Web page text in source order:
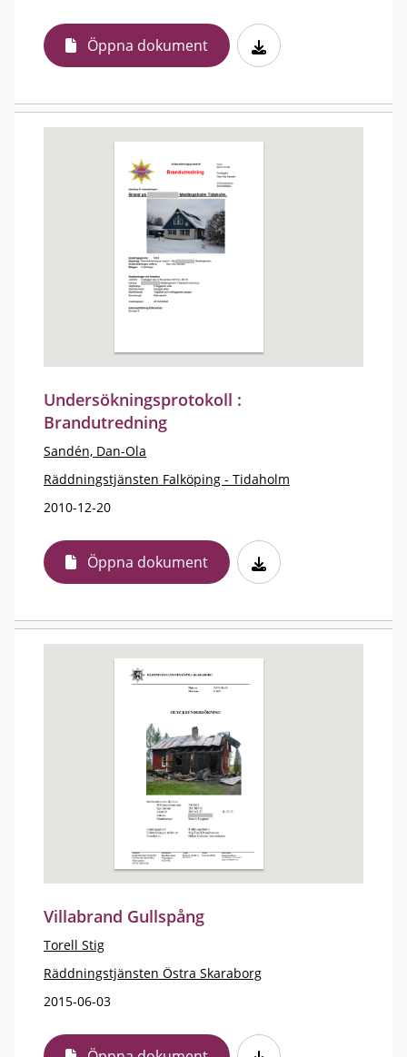
Öppna dokument
Undersökningsprotokoll :
Brandutredning
Sandén, Dan-Ola
Räddningstjänsten Falköping - Tidaholm
2010-12-20
Öppna dokument
Villabrand Gullspång
Torell Stig
Räddningstjänsten Östra Skaraborg
2015-06-03